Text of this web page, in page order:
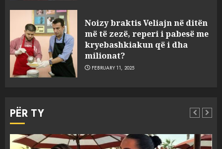
Noizy braktis Veliajn në ditën
më të zezë, reperi i pabesë me
kryebashkiakun që i dha
milionat?
FEBRUARY 11, 2025
PËR TY
3
sulmuan “One Albania”,
ngjarja u fsheh. A u vodhën
serverat?
MARCH 25, 2025
4 MARCH 25, 2025